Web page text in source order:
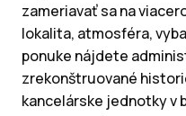
zameriavať sa na
lokalita, atmosféra,
ponuke nájdete
zrekonštruované
kancelárske jednotky v